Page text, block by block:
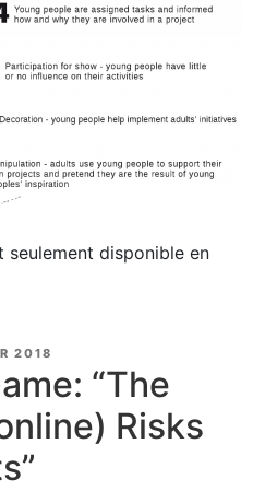
seulement disponible en
2018
“The
Risks